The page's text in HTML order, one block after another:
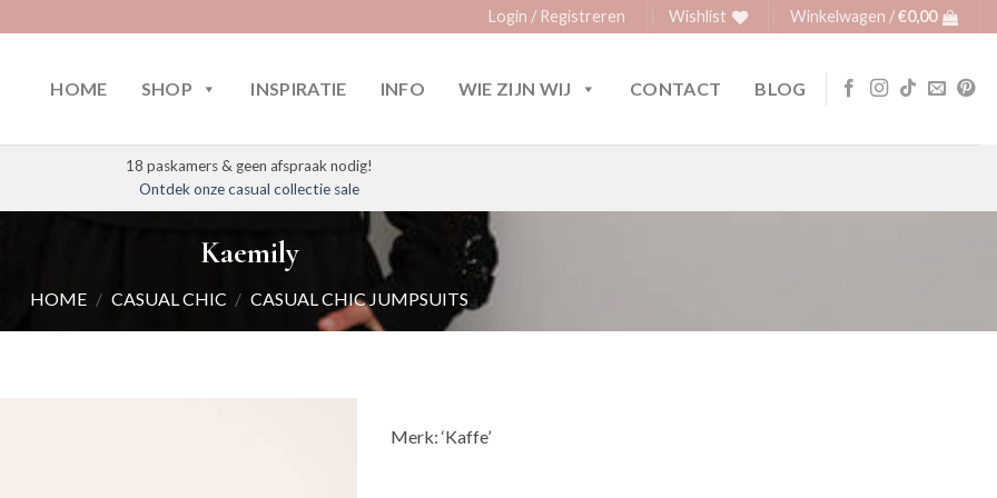
Login / Registreren Wishlist Winkelwagen /€0,00
HOME SHOP INSPIRATIE INFO WIE ZIJN WIJ CONTACT BLOG
18 paskamers & geen afspraak nodig!
Ontdek onze casual collectie sale
Kaemily
HOME / CASUAL CHIC / CASUAL CHIC JUMPSUITS
Merk: ‘Kaffe’